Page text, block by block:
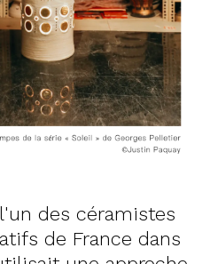
des céramistes
de France dans